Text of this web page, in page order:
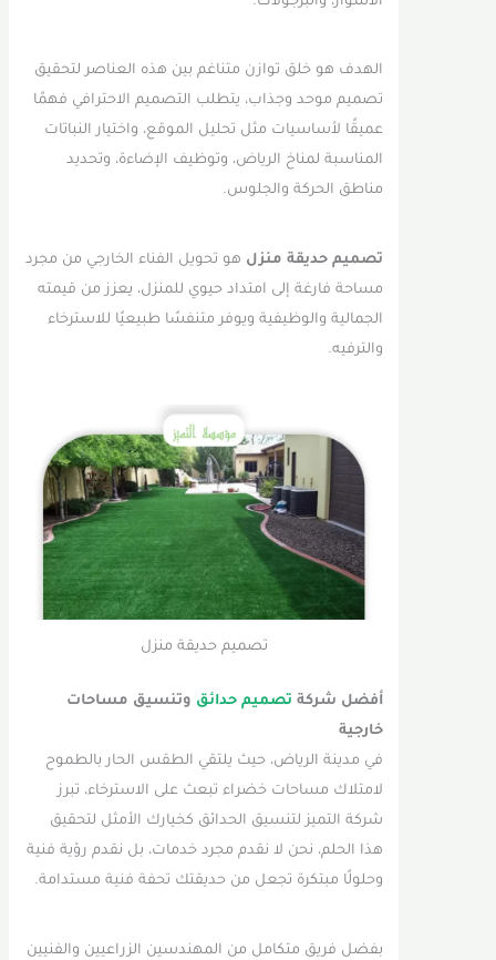
الهدف هو خلق توازن متناغم بين هذه العناصر لتحقيق
تصميم موحد وجذاب، يتطلب التصميم الاحترافي فهمًا
عميقًا لأساسيات مثل تحليل الموقع، واختيار النباتات
المناسبة لمناخ الرياض، وتوظيف الإضاءة، وتحديد
مناطق الحركة والجلوس.
تصميم حديقة منزلهو تحويل الفناء الخارجي من مجرد
مساحة فارغة إلى امتداد حيوي للمنزل، يعزز من قيمته
الجمالية والوظيفية ويوفر متنفسًا طبيعيًا للاسترخاء
والترفيه.
تصميم حديقة منزل
أفضل شركةتصميم حدائقوتنسيق مساحات
خارجية
في مدينة الرياض، حيث يلتقي الطقس الحار بالطموح
لامتلاك مساحات خضراء تبعث على الاسترخاء، تبرز
شركة التميز لتنسيق الحدائق كخيارك الأمثل لتحقيق
هذا الحلم، نحن لا نقدم مجرد خدمات، بل نقدم رؤية فنية
وحلولًا مبتكرة تجعل من حديقتك تحفة فنية مستدامة.
بفضل فريق متكامل من المهندسين الزراعيين والفنيين